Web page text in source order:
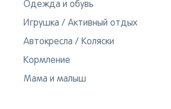
Одежда и обувь
Игрушка / Активный отдых
Автокресла / Коляски
Кормление
Мама и малыш